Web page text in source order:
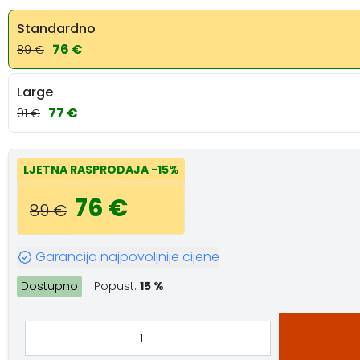
Standardno
89 € 76 €
Large
91 € 77 €
LJETNA RASPRODAJA -15%
89 € 76 €
Garancija najpovoljnije cijene
Dostupno Popust: 15 %